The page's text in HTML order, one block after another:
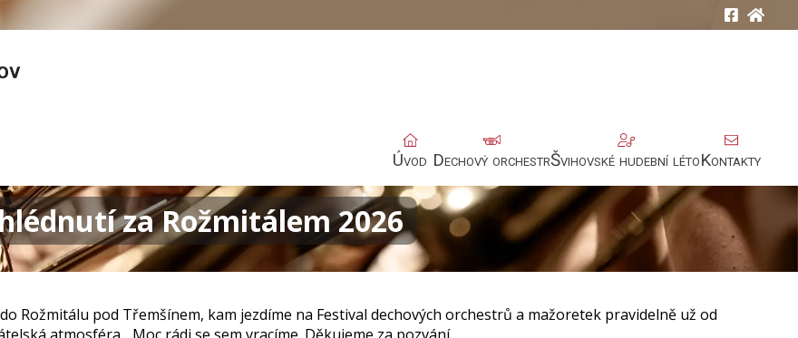
Úvod Dechový orchestrŠvihovské hudební létoKontakty
za Rožmitálem 2026
Rožmitálu pod Třemšínem, kam jezdíme na Festival dechových orchestrů a mažoretek pravidelně už od